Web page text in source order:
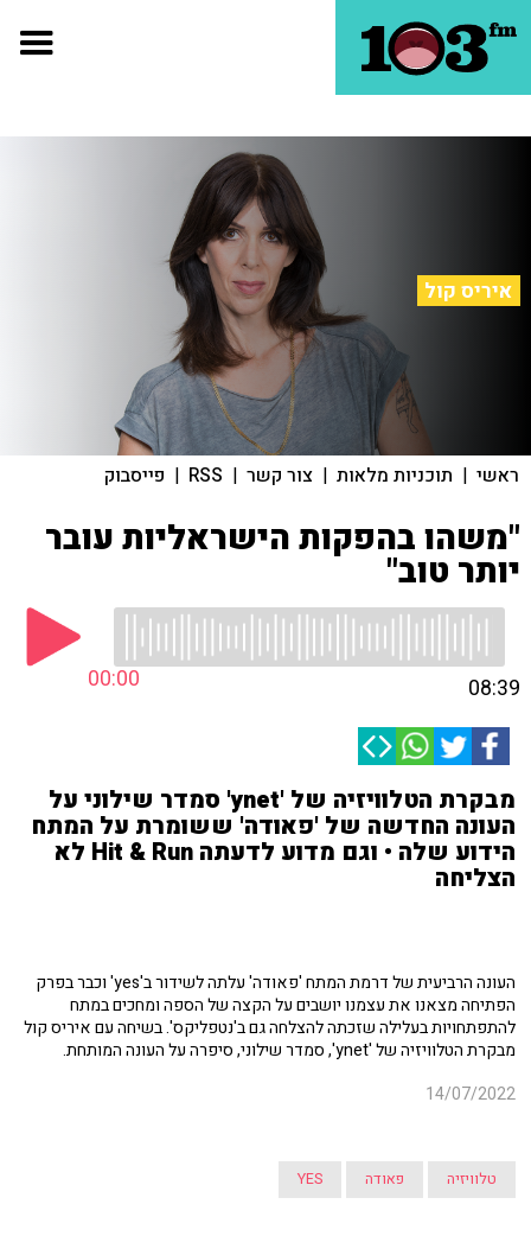
איריס קול
ראשי | תוכניות מלאות | צור קשר |
RSS
| פייסבוק
"משהו בהפקות הישראליות עובר
יותר טוב"
00:00 08:39
מבקרת הטלוויזיה של 'ynet' סמדר שילוני על
העונה החדשה של 'פאודה' ששומרת על המתח
הידוע שלה • וגם מדוע לדעתה Hit & Run לא
הצליחה
העונה הרביעית של דרמת המתח 'פאודה' עלתה לשידור ב'yes' וכבר בפרק
הפתיחה מצאנו את עצמנו יושבים על הקצה של הספה ומחכים במתח
להתפתחויות בעלילה שזכתה להצלחה גם ב'נטפליקס'. בשיחה עם איריס קול
מבקרת הטלוויזיה של 'ynet', סמדר שילוני, סיפרה על העונה המותחת.
14/07/2022
טלוויזיה פאודה YES